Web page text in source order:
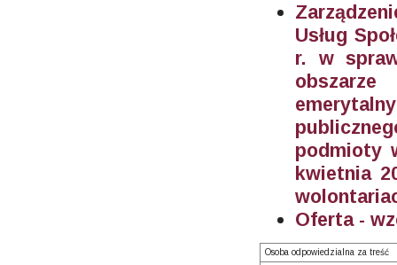
Usług
r. w
podmioty
kwietnia
Oferta -
Osoba odpowiedzialna za treść